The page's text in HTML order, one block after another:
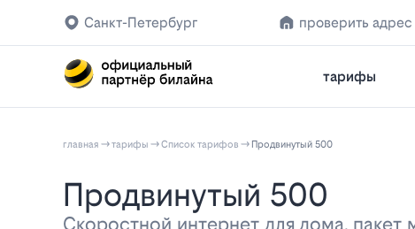
Санкт-Петербург проверить
тарифы
главная тарифы Список тарифов Продвинутый 500
Продвинутый 500
Скоростной интернет для дома,